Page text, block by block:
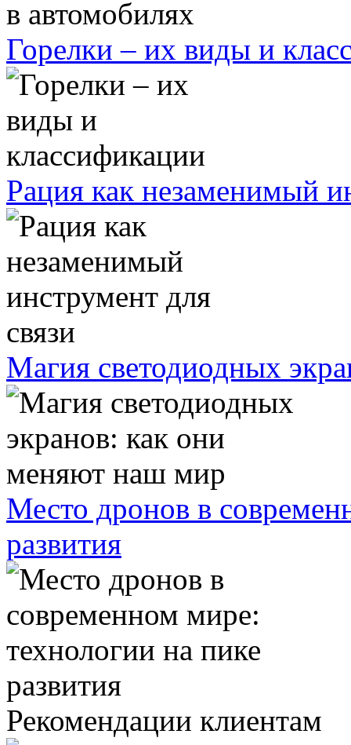
Горелки – их виды и
Рация как незаменимый
Магия светодиодных
Место дронов в
развития
Рекомендации клиентам